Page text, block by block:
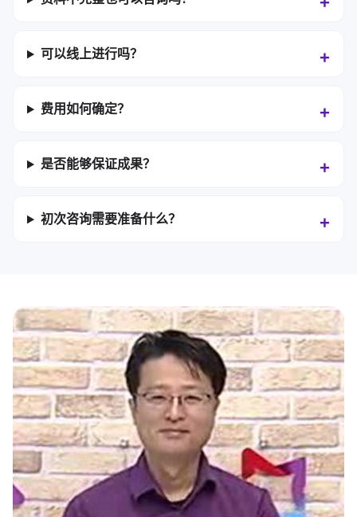
可以线上进行吗？
费用如何确定？
是否能够保证成果？
初次咨询需要准备什么？